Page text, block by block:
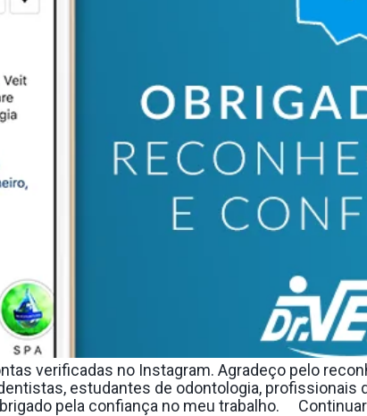
verificadas no Instagram. Agradeço pelo
estudantes de odontologia,
pela confiança no meu trabalho. ⠀